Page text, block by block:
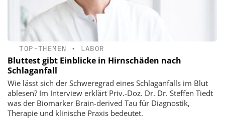
TOP-THEMEN • LABOR
Bluttest gibt Einblicke in Hirnschäden nach
Schlaganfall
Wie lässt sich der Schweregrad eines Schlaganfalls im Blut
ablesen? Im Interview erklärt Priv.-Doz. Dr. Dr. Steffen Tiedt
was der Biomarker Brain-derived Tau für Diagnostik,
Therapie und klinische Praxis bedeutet.